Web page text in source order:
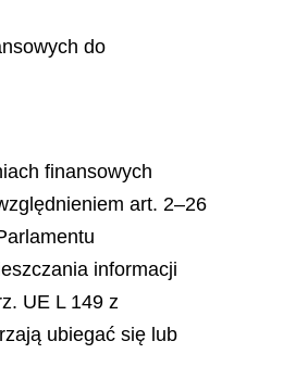
do
finansowych
art. 2–26
informacji
UE L 149 z
ubiegać się lub